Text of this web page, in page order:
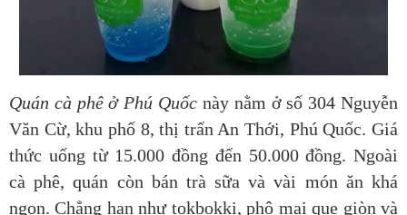
Quán cà phê ở Phú Quốc này nằm ở số 304 Nguyễn
Văn Cừ, khu phố 8, thị trấn An Thới, Phú Quốc. Giá
thức uống từ 15.000 đồng đến 50.000 đồng. Ngoài
cà phê, quán còn bán trà sữa và vài món ăn khá
ngon. Chẳng hạn như tokbokki, phô mai que giòn và